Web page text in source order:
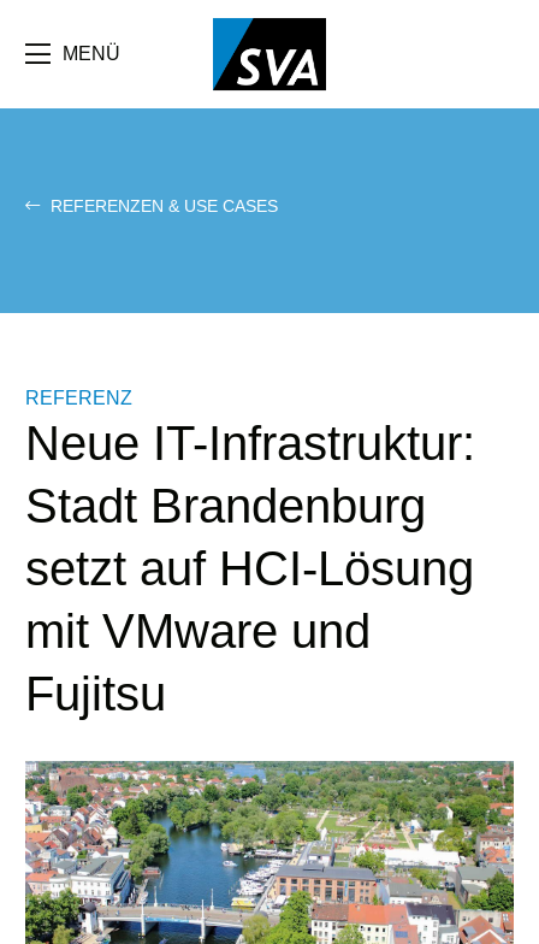
Inhalt
MENÜ
REFERENZEN & USE CASES
REFERENZ
Neue IT-Infrastruktur:
Stadt Brandenburg
setzt auf HCI-Lösung
mit VMware und
Fujitsu